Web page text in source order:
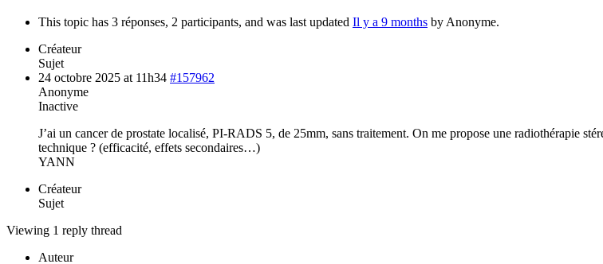
This topic has 3 réponses, 2 participants, and was last updated Il y a 9 months by Anonyme.
Créateur
Sujet
24 octobre 2025 at 11h34 #157962
Anonyme
Inactive
J’ai un cancer de prostate localisé, PI-RADS 5, de 25mm, sans traitement. On me propose une radiothérapie
technique ? (efficacité, effets secondaires…)
YANN
Créateur
Sujet
Viewing 1 reply thread
Auteur